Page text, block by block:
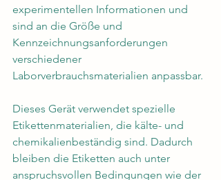
experimentellen Informationen und
sind an die Größe und
Kennzeichnungsanforderungen
verschiedener
Laborverbrauchsmaterialien anpassbar.
Dieses Gerät verwendet spezielle
Etikettenmaterialien, die kälte- und
chemikalienbeständig sind. Dadurch
bleiben die Etiketten auch unter
anspruchsvollen Bedingungen wie der